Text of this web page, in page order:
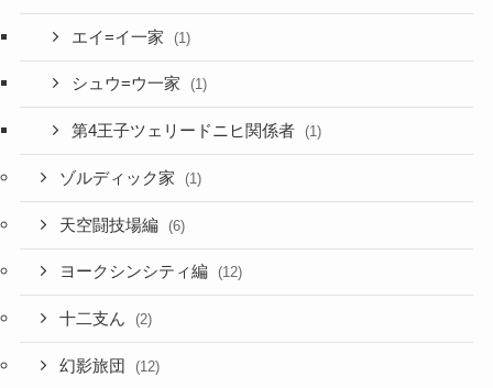
エイ=イ一家 (1)
シュウ=ウ一家 (1)
第4王子ツェリードニヒ関係者 (1)
ゾルディック家 (1)
天空闘技場編 (6)
ヨークシンシティ編 (12)
十二支ん (2)
幻影旅団 (12)